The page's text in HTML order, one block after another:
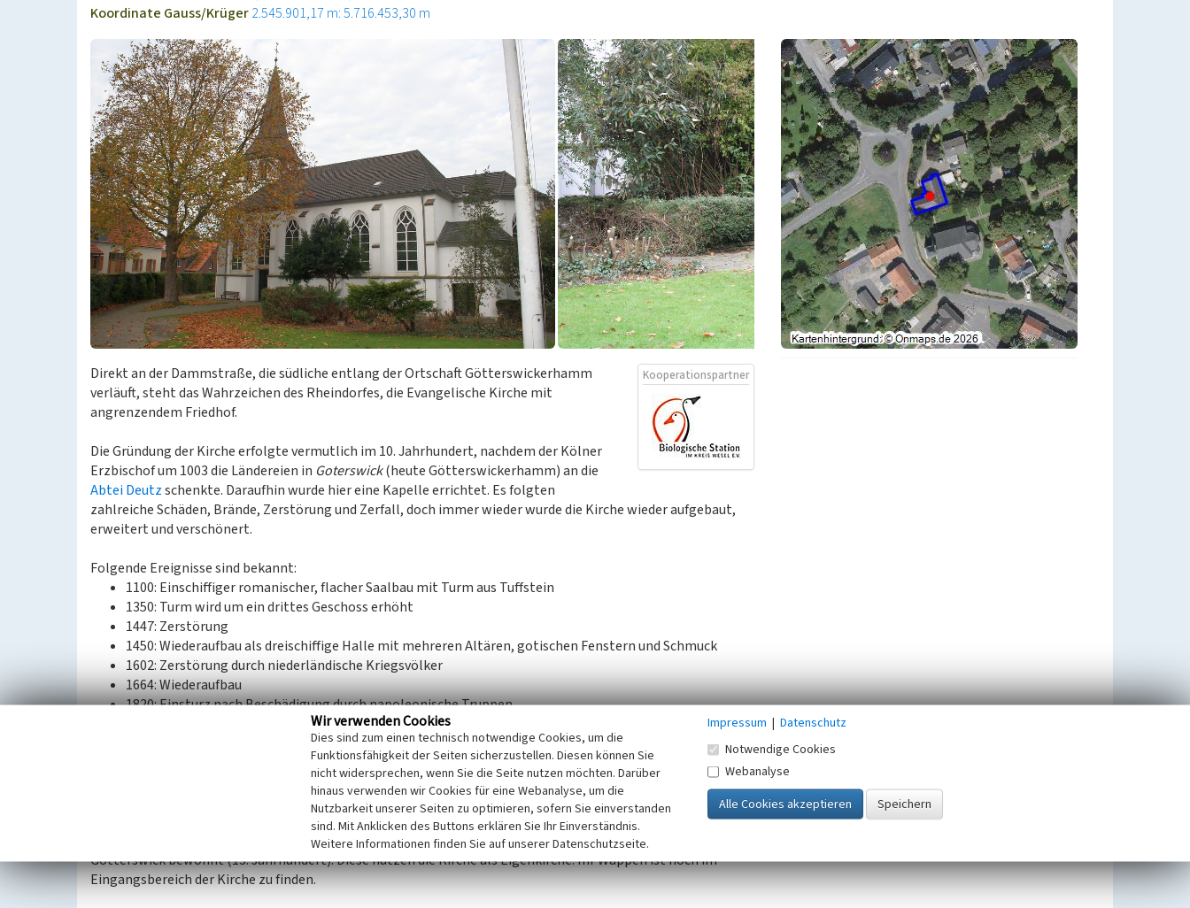
Koordinate Gauss/Krüger2.545.901,17 m: 5.716.453,30 m
Kooperationspartner
Direkt an der Dammstraße, die südliche entlang der Ortschaft Götterswickerhamm
verläuft, steht das Wahrzeichen des Rheindorfes, die Evangelische Kirche mit
angrenzendem Friedhof.
Die Gründung der Kirche erfolgte vermutlich im 10. Jahrhundert, nachdem der Kölner
Erzbischof um 1003 die Ländereien in Goterswick(heute Götterswickerhamm) an die
Abtei Deutzschenkte. Daraufhin wurde hier eine Kapelle errichtet. Es folgten
zahlreiche Schäden, Brände, Zerstörung und Zerfall, doch immer wieder wurde die Kirche wieder aufgebaut,
erweitert und verschönert.
Folgende Ereignisse sind bekannt:
1100: Einschiffiger romanischer, flacher Saalbau mit Turm aus Tuffstein
1350: Turm wird um ein drittes Geschoss erhöht
1447: Zerstörung
1450: Wiederaufbau als dreischiffige Halle mit mehreren Altären, gotischen Fenstern und Schmuck
1602: Zerstörung durch niederländische Kriegsvölker
1664: Wiederaufbau
1820: Einsturz nach Beschädigung durch napoleonische Truppen
1834: Wiederaufbau in der heutigen Form
1945: Schäden durch Artilleriebeschuss
1953: Abschluss des Wiederaufbaus
Die nah gelegene Wasserburg „Haus Götterswick“ hinter dem Friedhof wurde einst von den Edelherren von
Götterswick bewohnt (13. Jahrhundert). Diese nutzen die Kirche als Eigenkirche. Ihr Wappen ist noch im
Eingangsbereich der Kirche zu finden.
Wir verwenden Cookies
Dies sind zum einen technisch notwendige Cookies, um die
Funktionsfähigkeit der Seiten sicherzustellen. Diesen können Sie
nicht widersprechen, wenn Sie die Seite nutzen möchten. Darüber
hinaus verwenden wir Cookies für eine Webanalyse, um die
Nutzbarkeit unserer Seiten zu optimieren, sofern Sie einverstanden
sind. Mit Anklicken des Buttons erklären Sie Ihr Einverständnis.
Weitere Informationen finden Sie auf unserer Datenschutzseite.
Impressum | Datenschutz
Notwendige Cookies
Webanalyse